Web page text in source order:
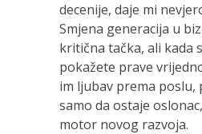
decenije, daje mi
Smjena generacija u
kritična tačka, ali kada
pokažete prave
im ljubav prema poslu,
samo da ostaje
motor novog razvoja.